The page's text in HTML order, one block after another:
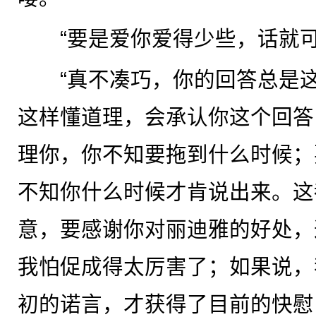
“要是爱你爱得少些，话就
“真不凑巧，你的回答总是
这样懂道理，会承认你这个回
理你，你不知要拖到什么时候
不知你什么时候才肯说出来。
意，要感谢你对丽迪雅的好处
我怕促成得太厉害了；如果说
初的诺言，才获得了目前的快